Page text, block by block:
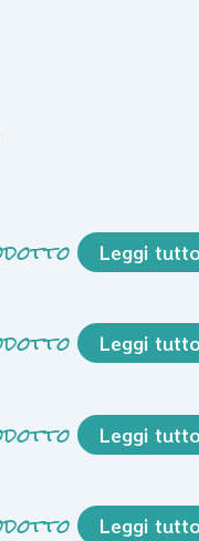
Leggi tutto
Leggi tutto
Leggi tutto
Leggi tutto